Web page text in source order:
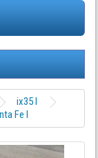
ix35 I
Fe I